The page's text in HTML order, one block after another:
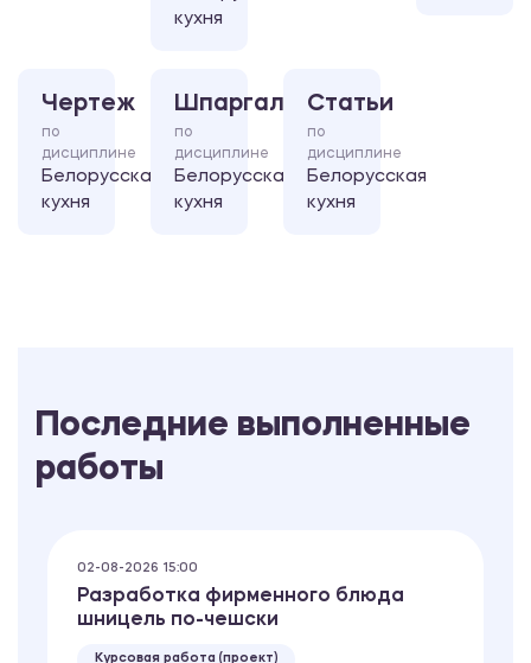
кухня
Чертеж
по
дисциплине
Белорусская
кухня
Шпаргалка
по
дисциплине
Белорусская
кухня
Статьи
по
дисциплине
Белорусская
кухня
Последние выполненные
работы
02-08-2026 15:00
Разработка фирменного блюда
шницель по-чешски
Курсовая работа (проект)